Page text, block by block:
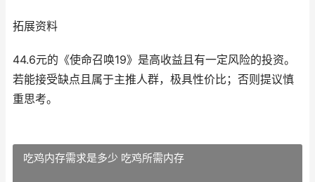
拓展资料
44.6元的《使命召唤19》是高收益且有一定风险的投资。
若能接受缺点且属于主推人群，极具性价比；否则提议慎
重思考。
吃鸡内存需求是多少 吃鸡所需内存